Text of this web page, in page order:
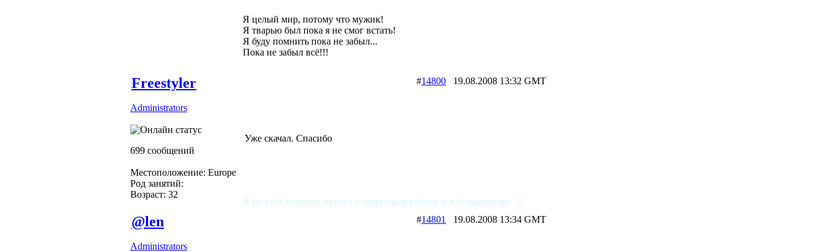
Я целый мир, потому что мужик!
Я тварью был пока я не смог встать!
Я буду помнить пока не забыл...
Пока не забыл всё!!!
Freestyler
Administrators
699 сообщений
Местоположение: Europe
Род занятий:
Возраст: 32
#14800 19.08.2008 13:32 GMT
Уже скачал. Спасибо
Я не злой человек, просто у меня такая работа, и я её выполняю. ©
@len
Administrators
#14801 19.08.2008 13:34 GMT